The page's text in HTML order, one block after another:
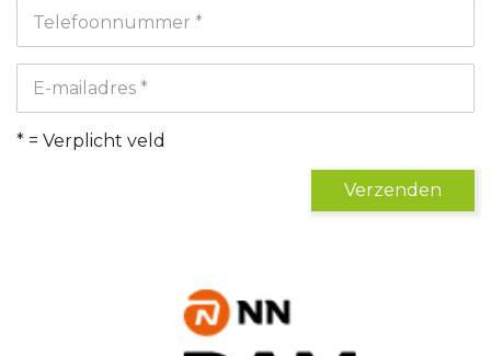
Telefoonnummer *
E-mailadres *
* = Verplicht veld
Verzenden